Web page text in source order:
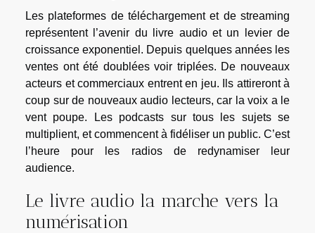
Les plateformes de téléchargement et de streaming
représentent l’avenir du livre audio et un levier de
croissance exponentiel. Depuis quelques années les
ventes ont été doublées voir triplées. De nouveaux
acteurs et commerciaux entrent en jeu. Ils attireront à
coup sur de nouveaux audio lecteurs, car la voix a le
vent poupe. Les podcasts sur tous les sujets se
multiplient, et commencent à fidéliser un public. C’est
l’heure pour les radios de redynamiser leur
audience.
Le livre audio la marche vers la
numérisation